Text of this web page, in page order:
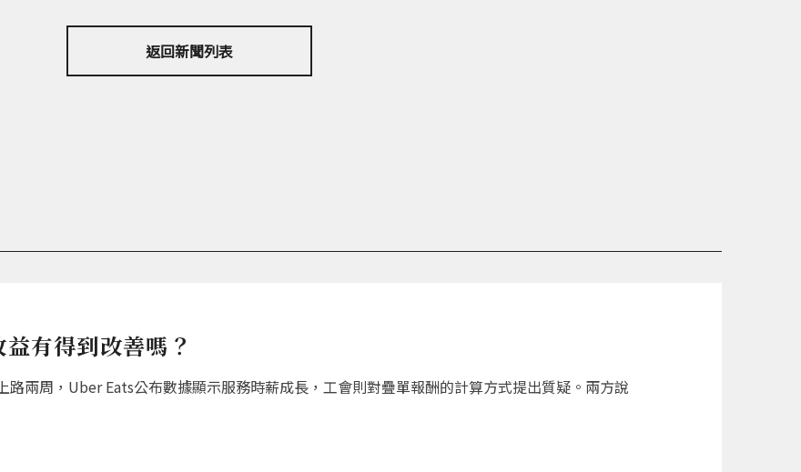
返回新聞列表
有得到改善嗎？
路兩周，Uber Eats公布數據顯示服務時薪成長，工會則對疊單報酬的計算方式提出質疑。兩方說